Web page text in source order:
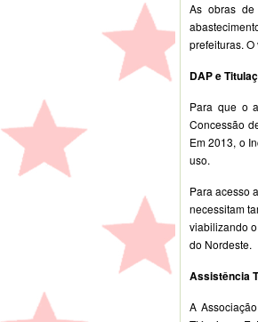
As obras
prefeituras.
DAP e
Para que o
Concessão
Em 2013, o
uso.
Para acesso
necessitam
viabilizando
do Nordeste.
Assistência
A